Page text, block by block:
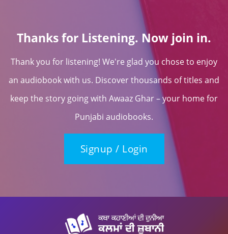
Thanks for Listening. Now join in.
Thank you for listening! We're glad you chose to enjoy
an audiobook with us. Discover thousands of titles and
keep the story going with Awaaz Ghar – your home for
Punjabi audiobooks.
Signup / Login